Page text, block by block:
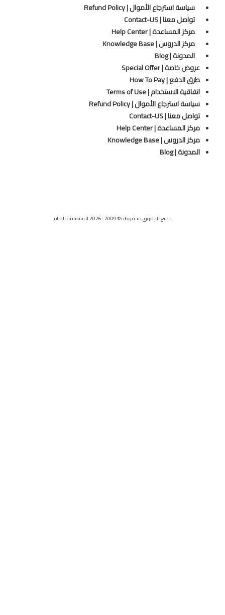
سياسة استرجاع الأموال | Refund Policy
تواصل معنا | Contact-US
مركز المساعدة | Help Center
مركز الدروس | Knowledge Base
المدونة | Blog
عروض خاصة | Special Offer
طرق الدفع | How To Pay
اتفاقية الاستخدام | Terms of Use
سياسة استرجاع الأموال | Refund Policy
تواصل معنا | Contact-US
مركز المساعدة | Help Center
مركز الدروس | Knowledge Base
المدونة | Blog
جميع الحقوق محفوظة © 2009 -2026 لاستضافة الحياة